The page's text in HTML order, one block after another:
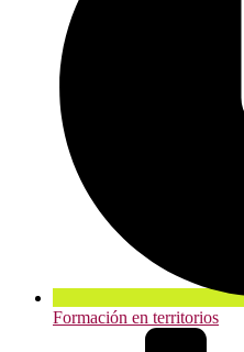
Formación en territorios